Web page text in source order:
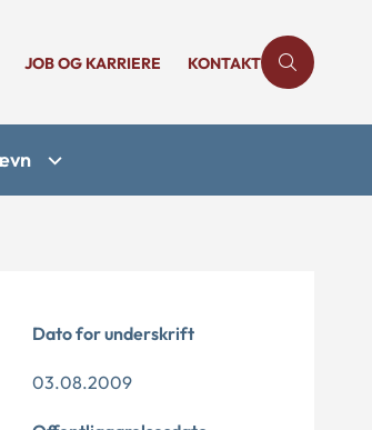
JOB OG KARRIERE KONTAKT
Dato for underskrift
03.08.2009